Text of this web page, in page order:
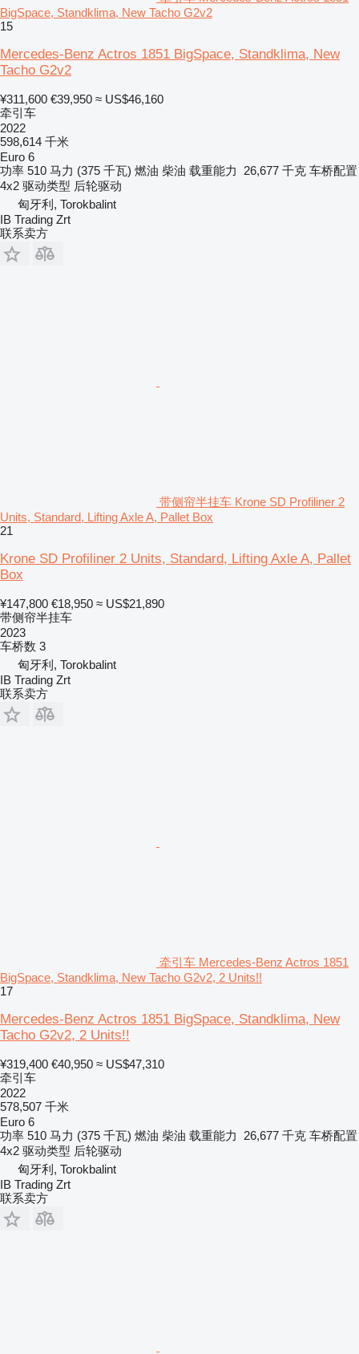
BigSpace, Standklima, New Tacho G2v2
15
Mercedes-Benz Actros 1851 BigSpace, Standklima, New
Tacho G2v2
¥311,600 €39,950 ≈ US$46,160
牵引车
2022
598,614 千米
Euro 6
功率 510 马力 (375 千瓦) 燃油 柴油 载重能力 26,677 千克 车桥配置
4x2 驱动类型 后轮驱动
匈牙利, Torokbalint
IB Trading Zrt
联系卖方
带侧帘半挂车 Krone SD Profiliner 2
Units, Standard, Lifting Axle A, Pallet Box
21
Krone SD Profiliner 2 Units, Standard, Lifting Axle A, Pallet
Box
¥147,800 €18,950 ≈ US$21,890
带侧帘半挂车
2023
车桥数 3
匈牙利, Torokbalint
IB Trading Zrt
联系卖方
牵引车 Mercedes-Benz Actros 1851
BigSpace, Standklima, New Tacho G2v2, 2 Units!!
17
Mercedes-Benz Actros 1851 BigSpace, Standklima, New
Tacho G2v2, 2 Units!!
¥319,400 €40,950 ≈ US$47,310
牵引车
2022
578,507 千米
Euro 6
功率 510 马力 (375 千瓦) 燃油 柴油 载重能力 26,677 千克 车桥配置
4x2 驱动类型 后轮驱动
匈牙利, Torokbalint
IB Trading Zrt
联系卖方